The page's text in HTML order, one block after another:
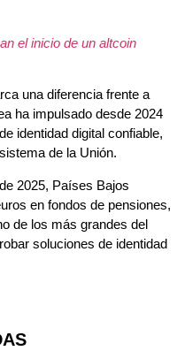
el inicio de un altcoin
una diferencia frente a
ha impulsado desde 2024
identidad digital confiable,
de la Unión.
2025, Países Bajos
en fondos de pensiones,
de los más grandes del
soluciones de identidad